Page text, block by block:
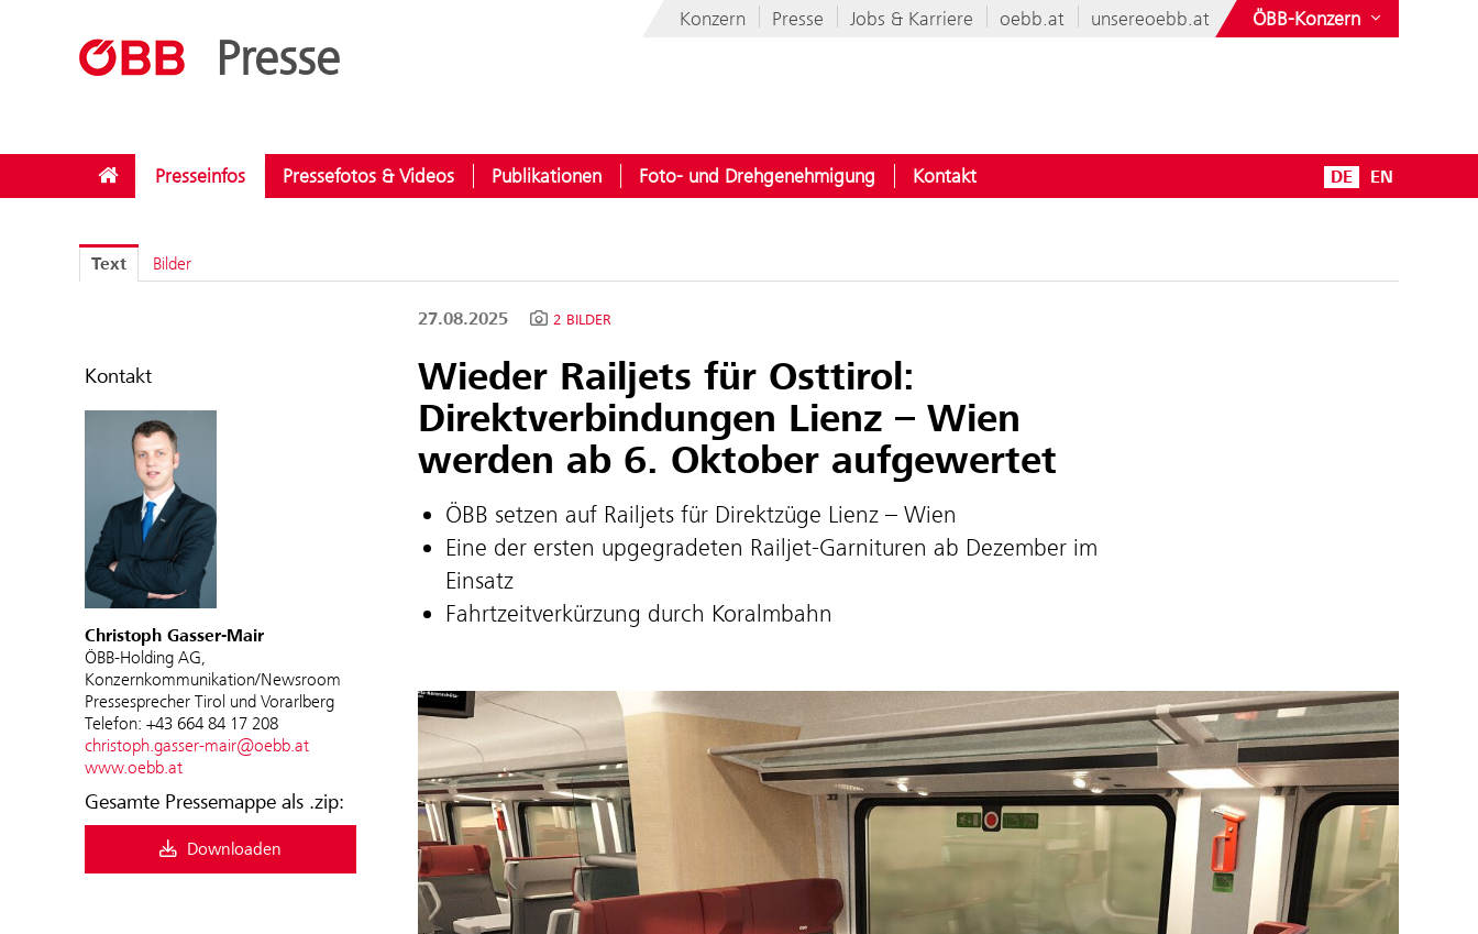
Presse
Konzern Presse Jobs & Karriere oebb.at unsereoebb.at ÖBB-Konzern
Presseinfos Pressefotos & Videos Publikationen Foto- und Drehgenehmigung Kontakt DE EN
Text Bilder
Kontakt
Christoph Gasser-Mair
ÖBB-Holding AG,
Konzernkommunikation/Newsroom
Pressesprecher Tirol und Vorarlberg
Telefon: +43 664 84 17 208
christoph.gasser-mair@oebb.at
www.oebb.at
Gesamte Pressemappe als .zip:
Downloaden
27.08.2025 2 BILDER
Wieder Railjets für Osttirol:
Direktverbindungen Lienz – Wien
werden ab 6. Oktober aufgewertet
ÖBB setzen auf Railjets für Direktzüge Lienz – Wien
Eine der ersten upgegradeten Railjet-Garnituren ab Dezember im
Einsatz
Fahrtzeitverkürzung durch Koralmbahn